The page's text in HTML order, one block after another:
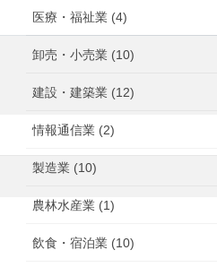
医療・福祉業 (4)
卸売・小売業 (10)
建設・建築業 (12)
情報通信業 (2)
製造業 (10)
農林水産業 (1)
飲食・宿泊業 (10)